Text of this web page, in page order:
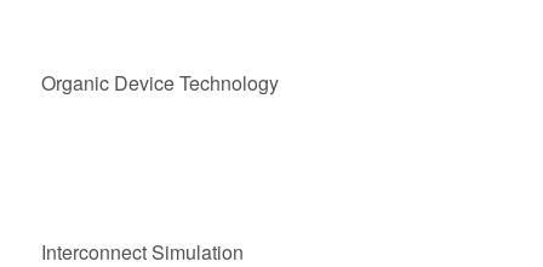
Organic Device Technology
Interconnect Simulation